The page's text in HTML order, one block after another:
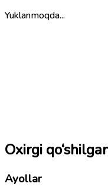
Yuklanmoqda...
Oxirgi
Ayollar